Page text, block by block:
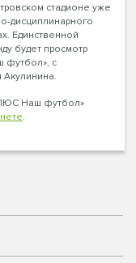
стадионе уже
дисциплинарного
Единственной
будет просмотр
футбол», с
Наш футбол»
.